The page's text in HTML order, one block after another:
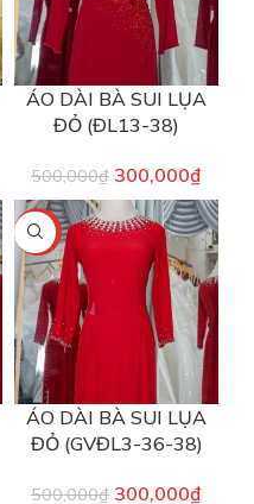
ÁO DÀI BÀ SUI LỤA
ĐỎ (ĐL13-38)
500,000₫ 300,000₫
-40%
ÁO DÀI BÀ SUI LỤA
ĐỎ (GVĐL3-36-38)
500,000₫ 300,000₫